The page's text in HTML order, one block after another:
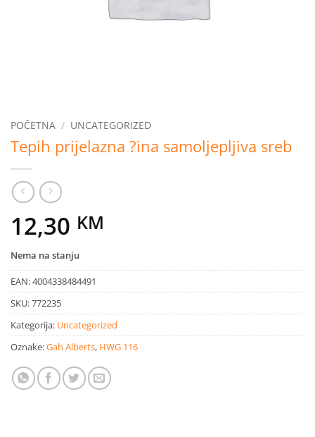
POČETNA / UNCATEGORIZED
Tepih prijelazna ?ina samoljepljiva sreb
12,30 KM
Nema na stanju
EAN:4004338484491
SKU:772235
Kategorija: Uncategorized
Oznake:Gah Alberts, HWG 116